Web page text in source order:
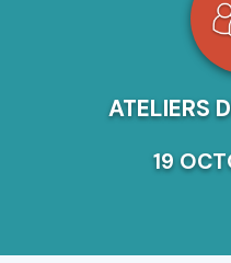
ATELIERS
19